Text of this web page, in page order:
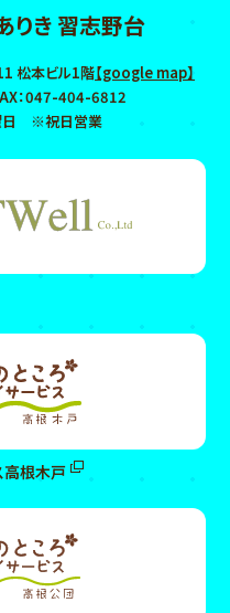
りき 習志野台
松本ビル1階【google map】
：047-404-6812
日 ※祝日営業
高根木戸